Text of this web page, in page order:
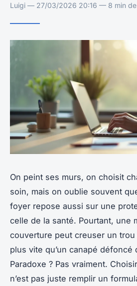
Luigi — 27/03/2026 20:16 — 8 min
On peint ses murs, on choisit
soin, mais on oublie souvent
foyer repose aussi sur une
celle de la santé. Pourtant, une
couverture peut creuser un
plus vite qu’un canapé défoncé
Paradoxe ? Pas vraiment.
n’est pas juste remplir un